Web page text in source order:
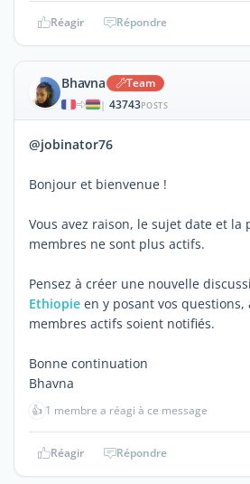
Réagir Répondre
Bhavna Team
| 43743POSTS
@jobinator76
Bonjour et bienvenue !
Vous avez raison, le sujet date et la
membres ne sont plus actifs.
Pensez à créer une nouvelle
Ethiopie en y posant vos questions,
membres actifs soient notifiés.
Bonne continuation
Bhavna
👍 1 membre a réagi à ce message
Réagir Répondre